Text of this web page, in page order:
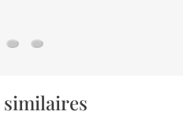
- Or rose 18ct
Arbre de vie printanier - Or
Médaille Arbre de vie printanier
Pendentif médaille ronde -